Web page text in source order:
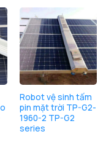
Robot vệ sinh tấm
pin mặt trời TP-G2-
1960-2 TP-G2
series